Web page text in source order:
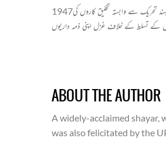
1947ء محض برصغیر کی آزادی کا سال ہی نہیں بلکہ اُس تہذیب کی بازیافت کا سال بھی ہے جس کے سوتے گذشتہ صدی میں خشک کرنے کی ہر ممکن سعی کی گئی۔آزادی کے بعد پہلی دہائی میں غزل گو شعرا کی ایک نمایاں صف ترقی پسند تحریک سے وابستہ تخلیق کاروں کی
کے تسلط کے خلاف غزل اپنی ذمہ داریوں
میں پیش آنے والے تمام تحریکات و
ABOUT THE AUTHOR
A widely-acclaimed shayar,
was also felicitated by the
Meerut College in the